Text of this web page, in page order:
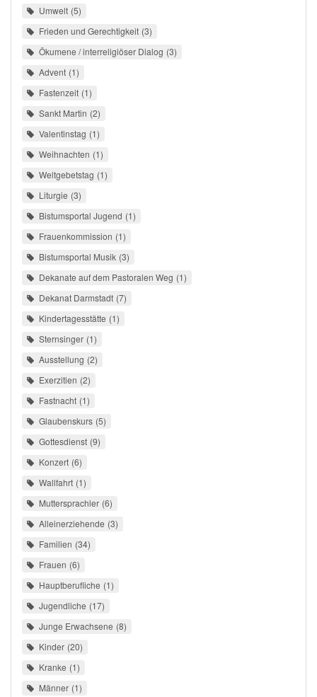
Umwelt 5
Frieden und Gerechtigkeit 3
Ökumene / interreligiöser Dialog 3
Advent 1
Fastenzeit 1
Sankt Martin 2
Valentinstag 1
Weihnachten 1
Weltgebetstag 1
Liturgie 3
Bistumsportal Jugend 1
Frauenkommission 1
Bistumsportal Musik 3
Dekanate auf dem Pastoralen Weg 1
Dekanat Darmstadt 7
Kindertagesstätte 1
Sternsinger 1
Ausstellung 2
Exerzitien 2
Fastnacht 1
Glaubenskurs 5
Gottesdienst 9
Konzert 6
Wallfahrt 1
Muttersprachler 6
Alleinerziehende 3
Familien 34
Frauen 6
Hauptberufliche 1
Jugendliche 17
Junge Erwachsene 8
Kinder 20
Kranke 1
Männer 1